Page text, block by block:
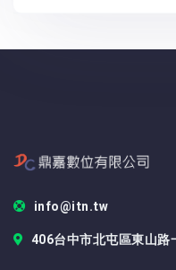
info@itn.tw
406台中市北屯區東山